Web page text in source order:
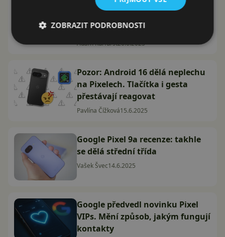
Na internet unikly první detaily o
dozvídáme?
Adam Kurfürst20.6.2025
Pozor: Android 16 dělá neplechu
na Pixelech. Tlačítka i gesta
přestávají reagovat
Pavlína Čížková15.6.2025
Google Pixel 9a recenze: takhle
se dělá střední třída
Vašek Švec14.6.2025
Google předvedl novinku Pixel
VIPs. Mění způsob, jakým fungují
kontakty
ZOBRAZIT PODROBNOSTI